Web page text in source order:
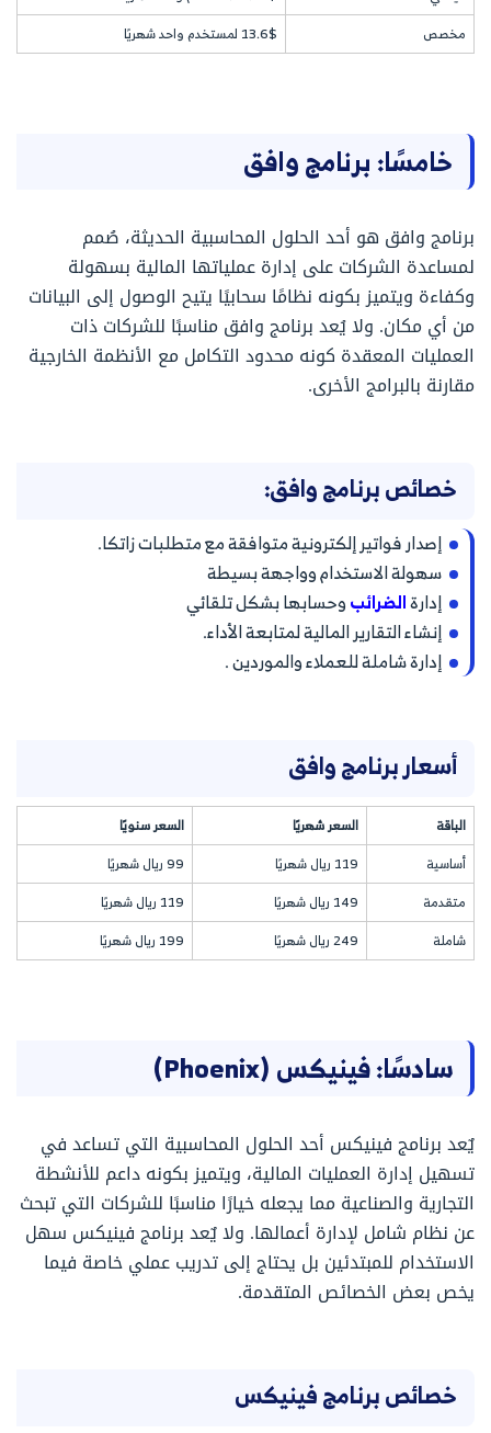
مخصص
13.6$ لمستخدم واحد شهريًا
خامسًا: برنامج وافق
برنامج وافق هو أحد الحلول المحاسبية الحديثة، صُمم
لمساعدة الشركات على إدارة عملياتها المالية بسهولة
وكفاءة ويتميز بكونه نظامًا سحابيًا يتيح الوصول إلى البيانات
من أي مكان. ولا يُعد برنامج وافق مناسبًا للشركات ذات
العمليات المعقدة كونه محدود التكامل مع الأنظمة الخارجية
مقارنة بالبرامج الأخرى.
خصائص برنامج وافق:
إصدار فواتير إلكترونية متوافقة مع متطلبات زاتكا.
سهولة الاستخدام وواجهة بسيطة
إدارةالضرائبوحسابها بشكل تلقائي
إنشاء التقارير المالية لمتابعة الأداء.
إدارة شاملة للعملاء والموردين .
أسعار برنامج وافق
الباقة السعر شهريًا
السعر سنويًا
أساسية
119 ريال شهريًا
99 ريال شهريًا
متقدمة
149 ريال شهريًا
119 ريال شهريًا
شاملة
249 ريال شهريًا 199 ريال شهريًا
سادسًا: فينيكس (Phoenix)
يٌعد برنامج فينيكس أحد الحلول المحاسبية التي تساعد في
تسهيل إدارة العمليات المالية، ويتميز بكونه داعم للأنشطة
التجارية والصناعية مما يجعله خيارًا مناسبًا للشركات التي تبحث
عن نظام شامل لإدارة أعمالها. ولا يٌعد برنامج فينيكس سهل
الاستخدام للمبتدئين بل يحتاج إلى تدريب عملي خاصة فيما
يخص بعض الخصائص المتقدمة.
خصائص برنامج فينيكس